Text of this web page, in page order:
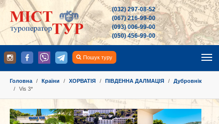
(032) 297-08-52
(067) 216-99-00
(093) 006-99-00
(050) 456-99-00
Пошук туру
Головна
Країни ХОРВАТІЯ ПІВДЕННА ДАЛМАЦІЯ
Дубровнік
Vis 3*
Show larger versionShow larger versionShow larger version